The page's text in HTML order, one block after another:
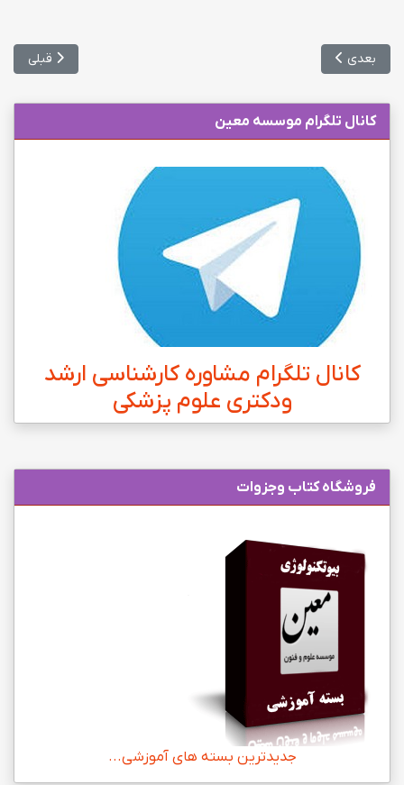
مطلب
قبلی
مطلب بعدی: اعلام پذیرفته شدگان مرحله نخست المپیاد علمی علوم
بعدی
کانال تلگرام موسسه معین
کانال تلگرام مشاوره کارشناسی ارشد
ودکتری علوم پزشکی
فروشگاه کتاب وجزوات
جدیدترین بسته های آموزشی...